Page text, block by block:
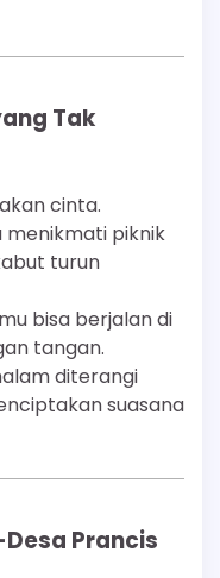
Tak
cinta.
menikmati piknik
turun
bisa berjalan di
tangan.
diterangi
suasana
Prancis